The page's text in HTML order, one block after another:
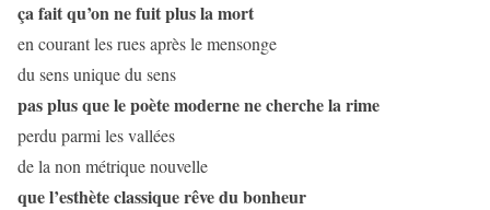
ça fait qu’on ne fuit plus la mort
en courant les rues après le mensonge
du sens unique du sens
pas plus que le poète moderne ne cherche la rime
perdu parmi les vallées
de la non métrique nouvelle
que l’esthète classique rêve du bonheur